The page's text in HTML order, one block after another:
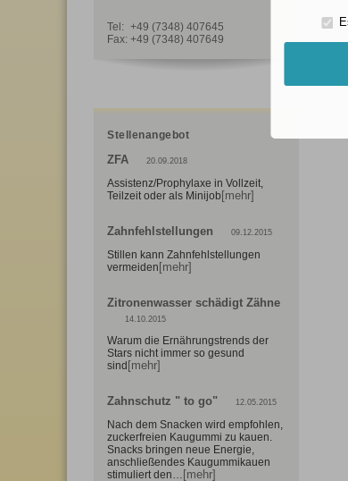
Tel: +49 (7348) 407645
Fax: +49 (7348) 407649
Stellenangebot
ZFA 20.09.2018
Assistenz/Prophylaxe in Vollzeit,
Teilzeit oder als Minijob [mehr]
Zahnfehlstellungen 09.12.2015
Stillen kann Zahnfehlstellungen
vermeiden[mehr]
Zitronenwasser schädigt Zähne
14.10.2015
Warum die Ernährungstrends der
Stars nicht immer so gesund
sind [mehr]
Zahnschutz " to go" 12.05.2015
Nach dem Snacken wird empfohlen,
zuckerfreien Kaugummi zu kauen.
Snacks bringen neue Energie,
anschließendes Kaugummikauen
stimuliert den… [mehr]